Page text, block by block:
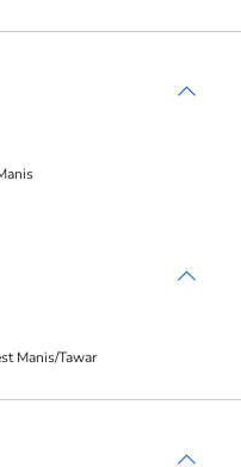
Manis/Tawar